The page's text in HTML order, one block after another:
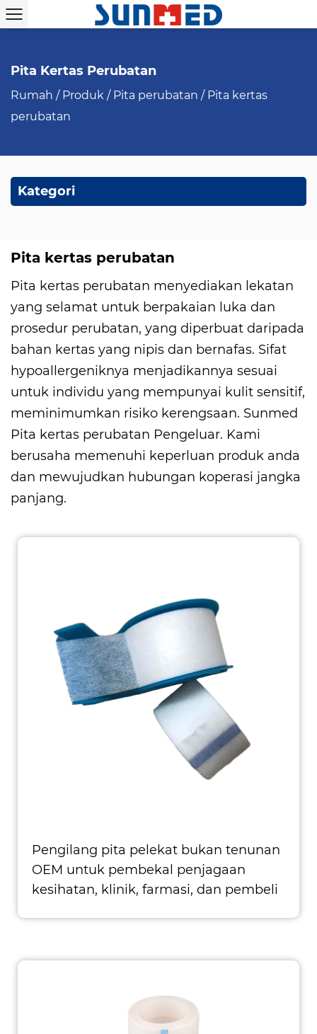
Pita Kertas Perubatan
Rumah / Produk / Pita perubatan / Pita kertas
perubatan
Kategori
Pita kertas perubatan
Pita kertas perubatan menyediakan lekatan
yang selamat untuk berpakaian luka dan
prosedur perubatan, yang diperbuat daripada
bahan kertas yang nipis dan bernafas. Sifat
hypoallergeniknya menjadikannya sesuai
untuk individu yang mempunyai kulit sensitif,
meminimumkan risiko kerengsaan. Sunmed
Pita kertas perubatan Pengeluar. Kami
berusaha memenuhi keperluan produk anda
dan mewujudkan hubungan koperasi jangka
panjang.
Pengilang pita pelekat bukan tenunan
OEM untuk pembekal penjagaan
kesihatan, klinik, farmasi, dan pembeli